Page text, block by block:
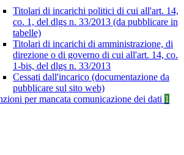
Titolari di incarichi politici di cui all'art. 14,
co. 1, del dlgs n. 33/2013 (da pubblicare in
tabelle)
Titolari di incarichi di amministrazione, di
direzione o di governo di cui all'art. 14, co.
1-bis, del dlgs n. 33/2013
Cessati dall'incarico (documentazione da
pubblicare sul sito web)
per mancata comunicazione dei dati 1